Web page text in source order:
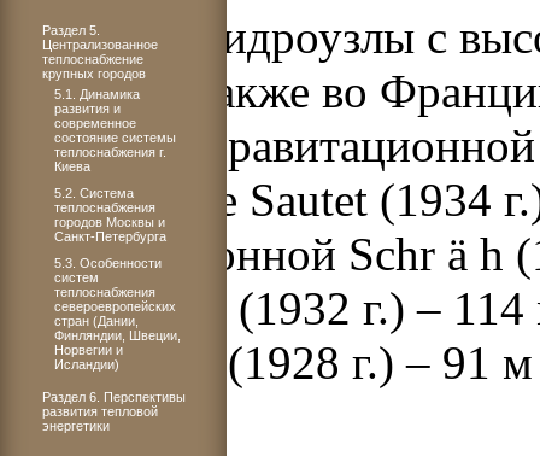
Крупные гидроузлы с
строятся также во
бетонной
арочной Le Sautet (1934
гравитационной Schr ä h
Spitallamm (1932 г.) –
Burrinjuck (1928 г.) – 91
км3.
Раздел 5.
Централизованное
теплоснабжение
крупных городов
5.1. Динамика
развития и
современное
состояние системы
теплоснабжения г.
Киева
5.2. Система
теплоснабжения
городов Москвы и
Санкт-Петербурга
5.3. Особенности
систем
теплоснабжения
североевропейских
стран (Дании,
Финляндии, Швеции,
Норвегии и
Исландии)
Раздел 6. Перспективы
развития тепловой
энергетики